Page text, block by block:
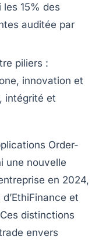
les 15% des
auditée par
piliers :
, innovation et
, intégrité et
Order-
une nouvelle
en 2024,
d’EthiFinance et
distinctions
envers